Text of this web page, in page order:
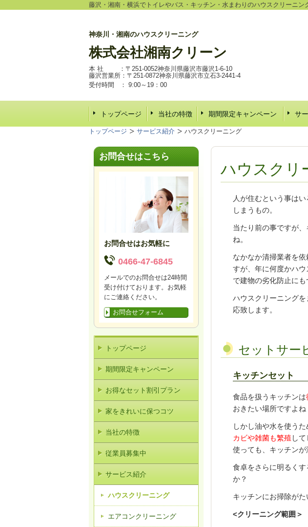
藤沢・湘南・横浜でトイレやバス・キッチン・水まわりのハウスクリーニ
神奈川・湘南のハウスクリーニング
株式会社湘南クリーン
本 社 ：〒251-0052神奈川県藤沢市藤沢1-6-10
藤沢営業所：〒251-0872神奈川県藤沢市立石3-2441-4
受付時間 ： 9:00～19：00
トップページ 当社の特徴 期間限定キャンペーン サ
トップページ サービス紹介 ハウスクリーニング
ハウスクリ
人が住むという事は
しまうもの。
当たり前の事ですが
ね。
なかなか清掃業者を
すが、年に何度かハ
で建物の劣化防止にも
ハウスクリーニング
応致します。
セットサー
キッチンセット
食品を扱うキッチンは
おきたい場所ですよね
しかし油や水を使う
カビや雑菌も繁殖 し
使っても、キッチンが
食卓をさらに明るく
か？
キッチンにお掃除がた
<クリーニング範囲＞
お問合せはこちら
お問合せはお気軽に
0466-47-6845
メールでのお問合せは24時間
受け付けております。お気軽
にご連絡ください。
お問合せフォーム
トップページ
期間限定キャンペーン
お得なセット割引プラン
家をきれいに保つコツ
当社の特徴
従業員募集中
サービス紹介
ハウスクリーニング
エアコンクリーニング